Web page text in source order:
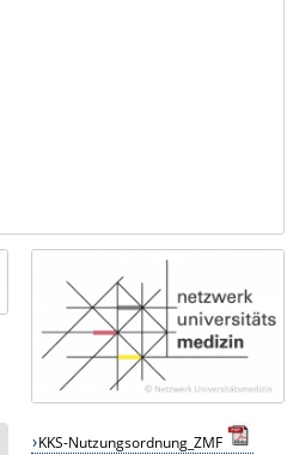
KKS-Nutzungsordnung_ZMF